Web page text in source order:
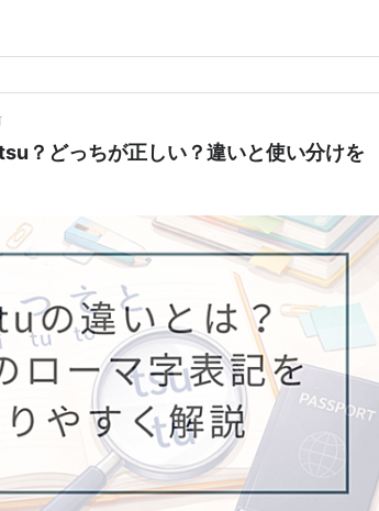
訓令式が教えられる一方で、 パスポートなどにはヘ
？どっちが正しい？違いと使い分けを